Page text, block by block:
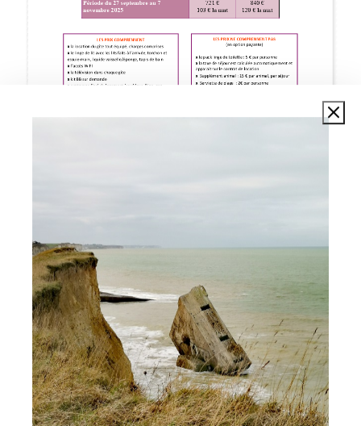
A PROPOS DE NOUS
Plage et falaises à Quiberville-sur-Mer.
Dans un environnement préservé, sur la côte Normande,
nos Gîtes spacieux et joliment ambiancés sauront satisfaire
vos envies de dépaysement, loin du tumulte citadin…
Normandie : à proximité de Varengeville-sur-Mer, Dieppe,
Veules-les-Roses, Étretat, Rouen.